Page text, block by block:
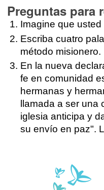
Preguntas para
Imagine que
Escriba cuatro
método misionero.
En la nueva
fe en comunidad
hermanas y
llamada a ser una
iglesia anticipa y
su envío en paz".